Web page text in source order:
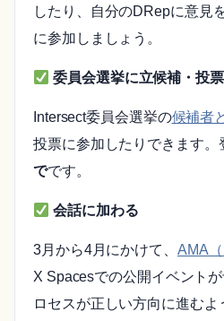
したり、自分のDRepに意見
に参加しましょう。
委員会選挙に立候補・投
Intersect委員会選挙の候補者
投票に参加したりできます。
でです。
会話に加わる
3月から4月にかけて、 AMA（
X Spacesでの公開イベント
ロセスが正しい方向に進むよ